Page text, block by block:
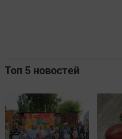
Топ 5 новостей